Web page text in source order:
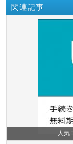
関連記事
人気